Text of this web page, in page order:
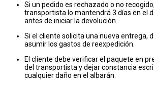
Si un pedido es rechazado o no
transportista lo mantendrá 3 días en el
antes de iniciar la devolución.
Si el cliente solicita una nueva entrega,
asumir los gastos de reexpedición.
El cliente debe verificar el paquete en
del transportista y dejar constancia
cualquier daño en el albarán.